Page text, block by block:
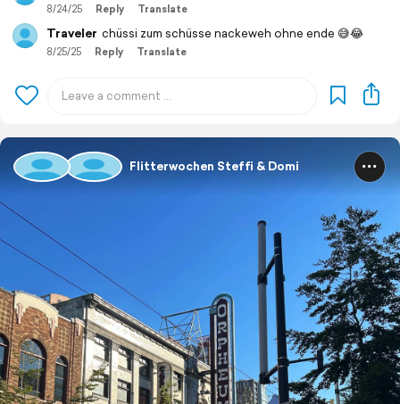
8/24/25 Reply Translate
Traveler chüssi zum schüsse nackeweh ohne ende 😅😂
8/25/25 Reply Translate
Flitterwochen Steffi & Domi